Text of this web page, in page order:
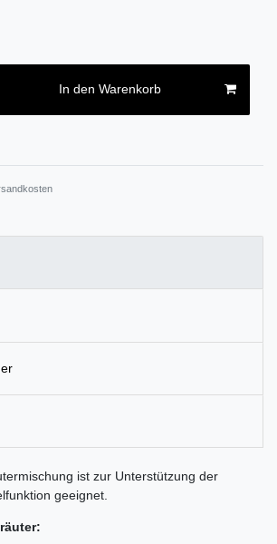
In den Warenkorb
ist zur Unterstützung der
geeignet.